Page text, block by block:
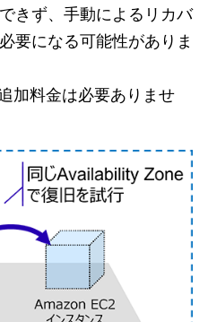
きず、手動によるリカバ
要になる可能性がありま
加料金は必要ありませ